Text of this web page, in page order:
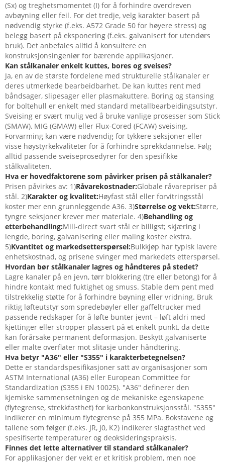
(Sx) og treghetsmomentet (I) for å forhindre overdreven
avbøyning eller feil. For det tredje, velg karakter basert på
nødvendig styrke (f.eks. A572 Grade 50 for høyere stress) og
belegg basert på eksponering (f.eks. galvanisert for utendørs
bruk). Det anbefales alltid å konsultere en
konstruksjonsingeniør for bærende applikasjoner.
Kan stålkanaler enkelt kuttes, bores og sveises?
Ja, en av de største fordelene med strukturelle stålkanaler er
deres utmerkede bearbeidbarhet. De kan kuttes rent med
båndsager, slipesager eller plasmakuttere. Boring og stansing
for boltehull er enkelt med standard metallbearbeidingsutstyr.
Sveising er svært mulig ved å bruke vanlige prosesser som Stick
(SMAW), MIG (GMAW) eller Flux-Cored (FCAW) sveising.
Forvarming kan være nødvendig for tykkere seksjoner eller
visse høystyrkekvaliteter for å forhindre sprekkdannelse. Følg
alltid passende sveiseprosedyrer for den spesifikke
stålkvaliteten.
Hva er hovedfaktorene som påvirker prisen på stålkanaler?
Prisen påvirkes av: 1)Råvarekostnader:Globale råvarepriser på
stål. 2)Karakter og kvalitet:Høyfast stål eller forvitringsstål
koster mer enn grunnleggende A36. 3)Størrelse og vekt:Større,
tyngre seksjoner krever mer materiale. 4)Behandling og
etterbehandling:Mill-direct svart stål er billigst; skjæring i
lengde, boring, galvanisering eller maling koster ekstra.
5)Kvantitet og markedsetterspørsel:Bulkkjøp har typisk lavere
enhetskostnad, og prisene svinger med markedets etterspørsel.
Hvordan bør stålkanaler lagres og håndteres på stedet?
Lagre kanaler på en jevn, tørr blokkering (tre eller betong) for å
hindre kontakt med fuktighet og smuss. Stable dem pent med
tilstrekkelig støtte for å forhindre bøyning eller vridning. Bruk
riktig løfteutstyr som spredebøyler eller gaffeltrucker med
passende redskaper for å løfte bunter jevnt – løft aldri med
kjettinger eller stropper plassert på et enkelt punkt, da dette
kan forårsake permanent deformasjon. Beskytt galvaniserte
eller malte overflater mot slitasje under håndtering.
Hva betyr "A36" eller "S355" i karakterbetegnelsen?
Dette er standardspesifikasjoner satt av organisasjoner som
ASTM International (A36) eller European Committee for
Standardization (S355 i EN 10025). "A36" definerer den
kjemiske sammensetningen og de mekaniske egenskapene
(flytegrense, strekkfasthet) for karbonkonstruksjonsstål. "S355"
indikerer en minimum flytegrense på 355 MPa. Bokstavene og
tallene som følger (f.eks. JR, J0, K2) indikerer slagfasthet ved
spesifiserte temperaturer og deoksideringspraksis.
Finnes det lette alternativer til standard stålkanaler?
For applikasjoner der vekt er et kritisk problem, men noe